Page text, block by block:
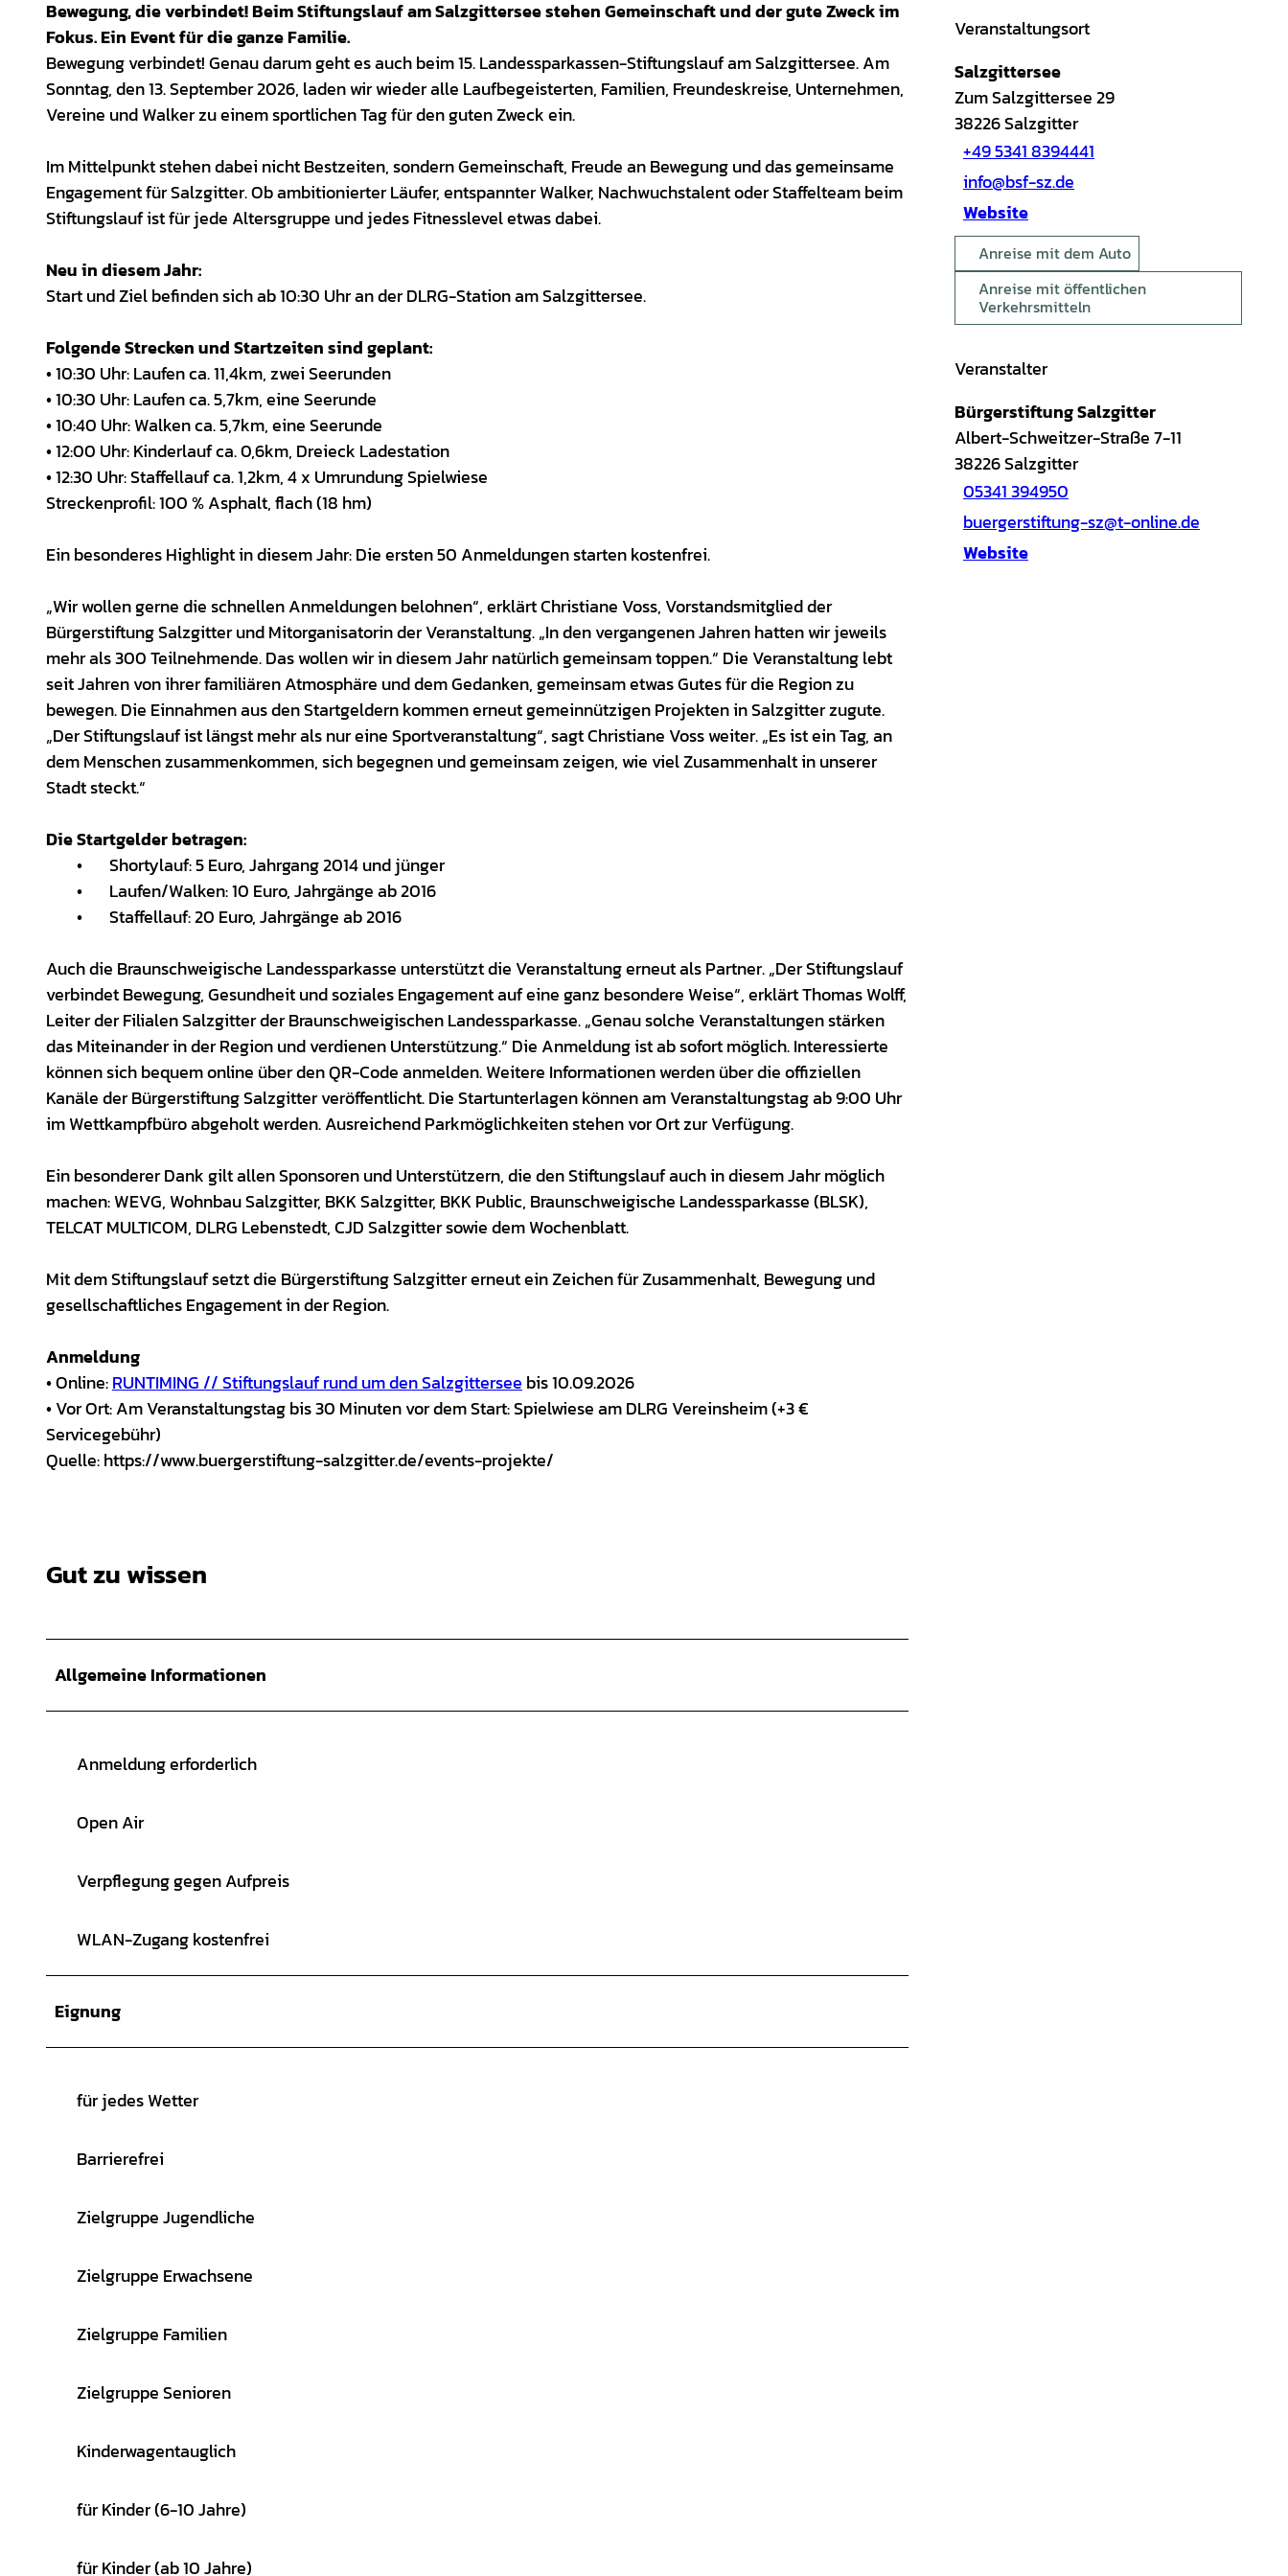
Bewegung, die verbindet! Beim Stiftungslauf am Salzgittersee stehen Gemeinschaft und der gute Zweck im
Fokus. Ein Event für die ganze Familie.
Bewegung verbindet! Genau darum geht es auch beim 15. Landessparkassen-Stiftungslauf am Salzgittersee. Am
Sonntag, den 13. September 2026, laden wir wieder alle Laufbegeisterten, Familien, Freundeskreise, Unternehmen,
Vereine und Walker zu einem sportlichen Tag für den guten Zweck ein.
Im Mittelpunkt stehen dabei nicht Bestzeiten, sondern Gemeinschaft, Freude an Bewegung und das gemeinsame
Engagement für Salzgitter. Ob ambitionierter Läufer, entspannter Walker, Nachwuchstalent oder Staffelteam beim
Stiftungslauf ist für jede Altersgruppe und jedes Fitnesslevel etwas dabei.
Neu in diesem Jahr:
Start und Ziel befinden sich ab 10:30 Uhr an der DLRG-Station am Salzgittersee.
Folgende Strecken und Startzeiten sind geplant:
• 10:30 Uhr: Laufen ca. 11,4km, zwei Seerunden
• 10:30 Uhr: Laufen ca. 5,7km, eine Seerunde
• 10:40 Uhr: Walken ca. 5,7km, eine Seerunde
• 12:00 Uhr: Kinderlauf ca. 0,6km, Dreieck Ladestation
• 12:30 Uhr: Staffellauf ca. 1,2km, 4 x Umrundung Spielwiese
Streckenprofil: 100 % Asphalt, flach (18 hm)
Ein besonderes Highlight in diesem Jahr: Die ersten 50 Anmeldungen starten kostenfrei.
„Wir wollen gerne die schnellen Anmeldungen belohnen“, erklärt Christiane Voss, Vorstandsmitglied der
Bürgerstiftung Salzgitter und Mitorganisatorin der Veranstaltung. „In den vergangenen Jahren hatten wir jeweils
mehr als 300 Teilnehmende. Das wollen wir in diesem Jahr natürlich gemeinsam toppen.“ Die Veranstaltung lebt
seit Jahren von ihrer familiären Atmosphäre und dem Gedanken, gemeinsam etwas Gutes für die Region zu
bewegen. Die Einnahmen aus den Startgeldern kommen erneut gemeinnützigen Projekten in Salzgitter zugute.
„Der Stiftungslauf ist längst mehr als nur eine Sportveranstaltung“, sagt Christiane Voss weiter. „Es ist ein Tag, an
dem Menschen zusammenkommen, sich begegnen und gemeinsam zeigen, wie viel Zusammenhalt in unserer
Stadt steckt.“
Die Startgelder betragen:
• Shortylauf: 5 Euro, Jahrgang 2014 und jünger
• Laufen/Walken: 10 Euro, Jahrgänge ab 2016
• Staffellauf: 20 Euro, Jahrgänge ab 2016
Auch die Braunschweigische Landessparkasse unterstützt die Veranstaltung erneut als Partner. „Der Stiftungslauf
verbindet Bewegung, Gesundheit und soziales Engagement auf eine ganz besondere Weise“, erklärt Thomas Wolff,
Leiter der Filialen Salzgitter der Braunschweigischen Landessparkasse. „Genau solche Veranstaltungen stärken
das Miteinander in der Region und verdienen Unterstützung.“ Die Anmeldung ist ab sofort möglich. Interessierte
können sich bequem online über den QR-Code anmelden. Weitere Informationen werden über die offiziellen
Kanäle der Bürgerstiftung Salzgitter veröffentlicht. Die Startunterlagen können am Veranstaltungstag ab 9:00 Uhr
im Wettkampfbüro abgeholt werden. Ausreichend Parkmöglichkeiten stehen vor Ort zur Verfügung.
Ein besonderer Dank gilt allen Sponsoren und Unterstützern, die den Stiftungslauf auch in diesem Jahr möglich
machen: WEVG, Wohnbau Salzgitter, BKK Salzgitter, BKK Public, Braunschweigische Landessparkasse (BLSK),
TELCAT MULTICOM, DLRG Lebenstedt, CJD Salzgitter sowie dem Wochenblatt.
Mit dem Stiftungslauf setzt die Bürgerstiftung Salzgitter erneut ein Zeichen für Zusammenhalt, Bewegung und
gesellschaftliches Engagement in der Region.
Anmeldung
• Online:RUNTIMING // Stiftungslauf rund um den Salzgittersee bis 10.09.2026
• Vor Ort: Am Veranstaltungstag bis 30 Minuten vor dem Start: Spielwiese am DLRG Vereinsheim (+3 €
Servicegebühr)
Quelle: https://www.buergerstiftung-salzgitter.de/events-projekte/
Gut zu wissen
Allgemeine Informationen
Anmeldung erforderlich
Open Air
Verpflegung gegen Aufpreis
WLAN-Zugang kostenfrei
Eignung
für jedes Wetter
Barrierefrei
Zielgruppe Jugendliche
Zielgruppe Erwachsene
Zielgruppe Familien
Zielgruppe Senioren
Kinderwagentauglich
für Kinder (6-10 Jahre)
für Kinder (ab 10 Jahre)
Veranstaltungsort
Salzgittersee
Zum Salzgittersee 29
38226Salzgitter
+49 5341 8394441
info@bsf-sz.de
Website
Anreise mit dem Auto
Anreise mit öffentlichen
Verkehrsmitteln
Veranstalter
Bürgerstiftung Salzgitter
Albert-Schweitzer-Straße 7-11
38226Salzgitter
05341 394950
buergerstiftung-sz@t-online.de
Website